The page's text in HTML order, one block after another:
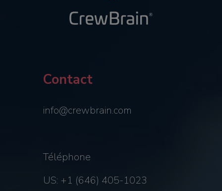
Contact
info@crewbrain.com
Téléphone
US: +1 (646) 405-1023